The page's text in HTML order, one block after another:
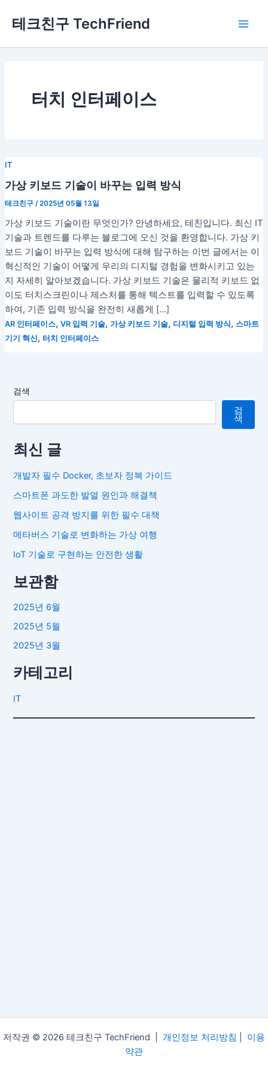
로
테크친구 TechFriend
터치 인터페이스
IT
가상 키보드 기술이 바꾸는 입력 방식
테크친구 /2025년 05월 13일
가상 키보드 기술이란 무엇인가? 안녕하세요, 테친입니다. 최신 IT
기술과 트렌드를 다루는 블로그에 오신 것을 환영합니다. 가상 키
보드 기술이 바꾸는 입력 방식에 대해 탐구하는 이번 글에서는 이
혁신적인 기술이 어떻게 우리의 디지털 경험을 변화시키고 있는
지 자세히 알아보겠습니다. 가상 키보드 기술은 물리적 키보드 없
이도 터치스크린이나 제스처를 통해 텍스트를 입력할 수 있도록
하여, 기존 입력 방식을 완전히 새롭게 […]
AR 인터페이스, VR 입력 기술, 가상 키보드 기술, 디지털 입력 방식, 스마트
기기 혁신, 터치 인터페이스
검색
검
색
최신 글
개발자 필수 Docker, 초보자 정복 가이드
스마트폰 과도한 발열 원인과 해결책
웹사이트 공격 방지를 위한 필수 대책
메타버스 기술로 변화하는 가상 여행
IoT 기술로 구현하는 안전한 생활
보관함
2025년 6월
2025년 5월
2025년 3월
카테고리
IT
저작권 © 2026 테크친구 TechFriend | 개인정보 처리방침
이용
약관